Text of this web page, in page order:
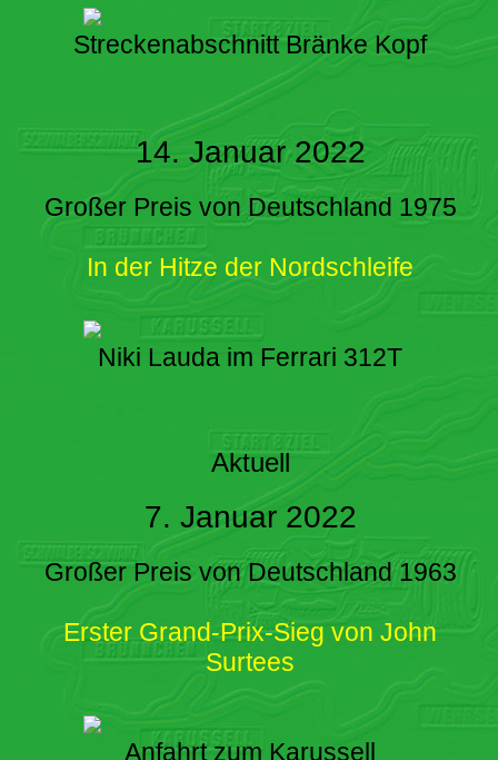
Streckenabschnitt Bränke Kopf
14. Januar 2022
Großer Preis von Deutschland 1975
In der Hitze der Nordschleife
Niki Lauda im Ferrari 312T
Aktuell
7. Januar 2022
Großer Preis von Deutschland 1963
Erster Grand-Prix-Sieg von John
Surtees
Anfahrt zum Karussell